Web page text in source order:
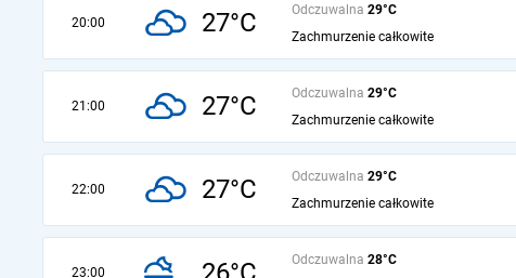
20:00 27°C Odczuwalna 29°C
Zachmurzenie całkowite
21:00 27°C Odczuwalna 29°C
Zachmurzenie całkowite
22:00 27°C Odczuwalna 29°C
Zachmurzenie całkowite
23:00
Odczuwalna 28°C